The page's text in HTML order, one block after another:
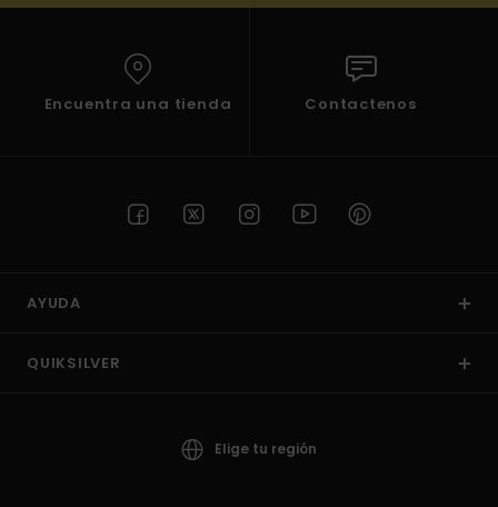
Encuentra una tienda Contactenos
AYUDA
QUIKSILVER
Elige tu región